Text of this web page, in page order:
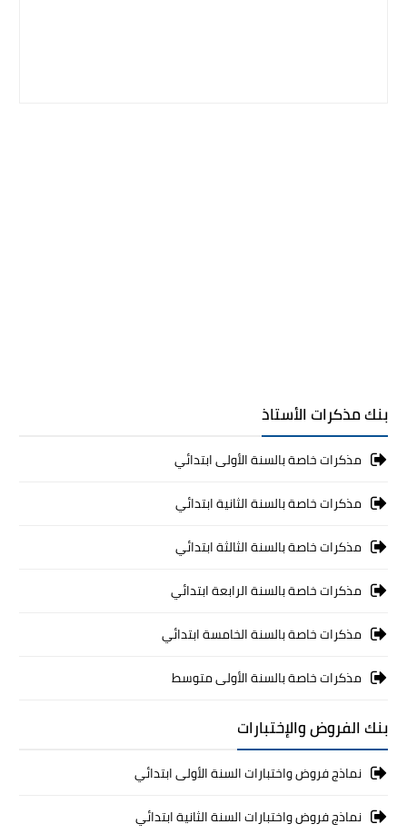
بنك مذكرات الأستاذ
مذكرات خاصة بالسنة الأولى ابتدائي
مذكرات خاصة بالسنة الثانية ابتدائي
مذكرات خاصة بالسنة الثالثة ابتدائي
مذكرات خاصة بالسنة الرابعة ابتدائي
مذكرات خاصة بالسنة الخامسة ابتدائي
مذكرات خاصة بالسنة الأولى متوسط
بنك الفروض والإختبارات
نماذج فروض واختبارات السنة الأولى ابتدائي
نماذج فروض واختبارات السنة الثانية ابتدائي